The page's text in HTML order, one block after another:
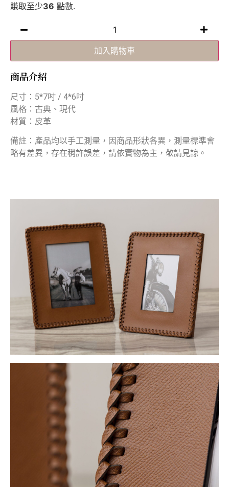
賺取至少36 點數.
加入購物車
商品介紹
尺寸：5*7吋 / 4*6吋
風格：古典、現代
材質：皮革
備註：產品均以手工測量，因商品形狀各異，測量標準會
略有差異，存在稍許誤差，請依實物為主，敬請見諒。